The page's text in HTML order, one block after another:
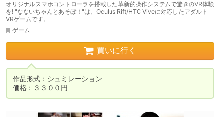
オリジナルスマホコントローラを搭載した革新的操作システムで驚きのVR体験
を! "なないちゃんとあそぼ！"は、Oculus Rift/HTC Viveに対応したアダルト
VRゲームです。
ゲーム
買いに行く
作品形式：シュミレーション
価格：３３００円